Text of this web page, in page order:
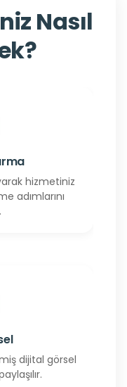
Nasıl
hizmetiniz
adımlarını
dijital görsel